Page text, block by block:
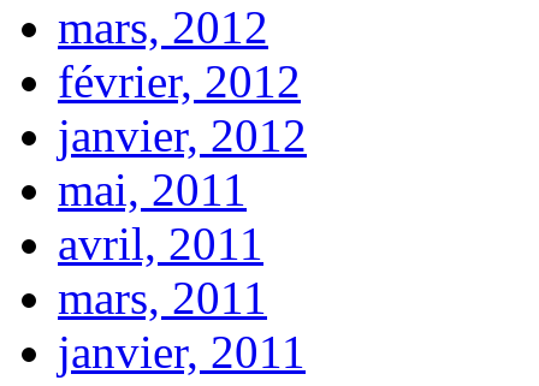
mars, 2012
février, 2012
janvier, 2012
mai, 2011
avril, 2011
mars, 2011
janvier, 2011